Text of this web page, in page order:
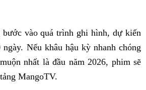
vào quá trình ghi hình, dự kiến
Nếu khâu hậu kỳ nhanh chóng
nhất là đầu năm 2026, phim sẽ
MangoTV.